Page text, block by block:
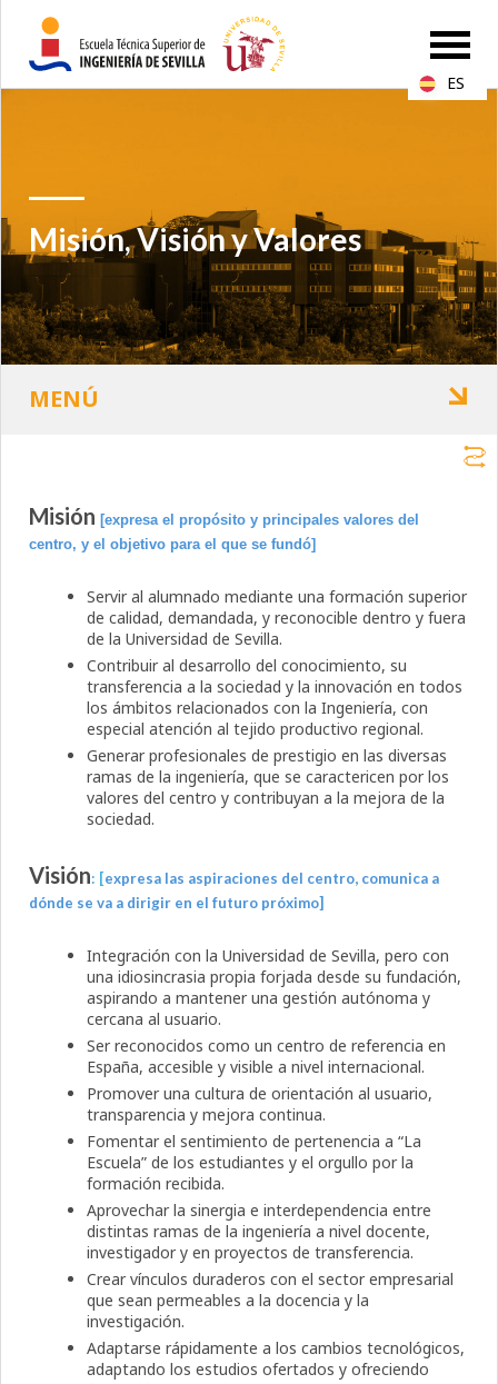
Misión, Visión y Valores
Misión [expresa el propósito y principales valores del
centro, y el objetivo para el que se fundó]
Servir al alumnado mediante una formación superior
de calidad, demandada, y reconocible dentro y fuera
de la Universidad de Sevilla.
Contribuir al desarrollo del conocimiento, su
transferencia a la sociedad y la innovación en todos
los ámbitos relacionados con la Ingeniería, con
especial atención al tejido productivo regional.
Generar profesionales de prestigio en las diversas
ramas de la ingeniería, que se caractericen por los
valores del centro y contribuyan a la mejora de la
sociedad.
Visión: [expresa las aspiraciones del centro, comunica a
dónde se va a dirigir en el futuro próximo]
Integración con la Universidad de Sevilla, pero con
una idiosincrasia propia forjada desde su fundación,
aspirando a mantener una gestión autónoma y
cercana al usuario.
Ser reconocidos como un centro de referencia en
España, accesible y visible a nivel internacional.
Promover una cultura de orientación al usuario,
transparencia y mejora continua.
Fomentar el sentimiento de pertenencia a “La
Escuela” de los estudiantes y el orgullo por la
formación recibida.
Aprovechar la sinergia e interdependencia entre
distintas ramas de la ingeniería a nivel docente,
investigador y en proyectos de transferencia.
Crear vínculos duraderos con el sector empresarial
que sean permeables a la docencia y la
investigación.
Adaptarse rápidamente a los cambios tecnológicos,
adaptando los estudios ofertados y ofreciendo
ES